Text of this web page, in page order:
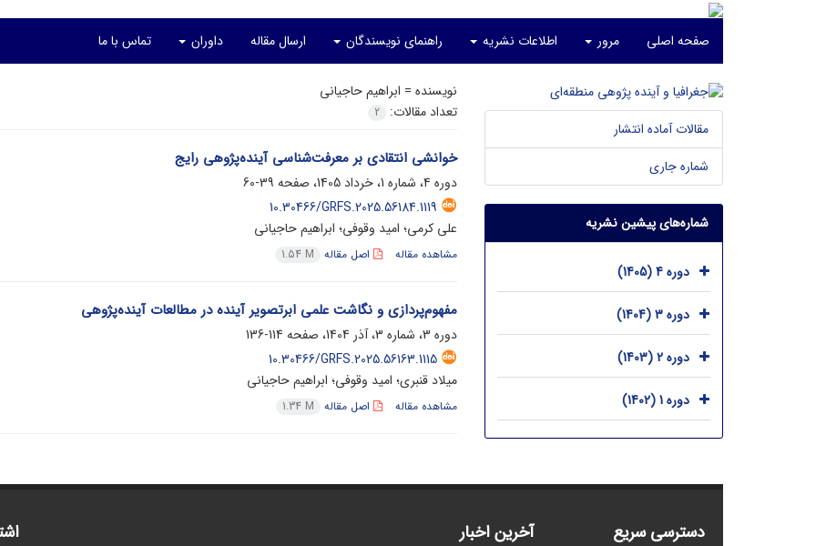
صفحه اصلی مرور اطلاعات نشریه راهنمای نویسندگان ارسال مقاله داوران تماس با ما
نویسنده = ابراهیم حاجیانی
تعداد مقالات:
2
خوانشی انتقادی بر معرفت‌شناسی آینده‌پژوهی رایج
دوره 4، شماره 1، خرداد 1405، صفحه
39-60
10.30466/GRFS.2025.56184.1119
علی کرمی؛ امید وقوفی؛ ابراهیم حاجیانی
مشاهده مقاله اصل مقاله 1.54 M
مفهوم‌پردازی و نگاشت علمی ابرتصویر آینده در مطالعات آینده‌پژوهی
دوره 3، شماره 3، آذر 1404، صفحه
114-136
10.30466/GRFS.2025.56163.1115
میلاد قنبری؛ امید وقوفی؛ ابراهیم حاجیانی
مشاهده مقاله اصل مقاله 1.34 M
مقالات آماده انتشار
شماره جاری
شماره‌های پیشین نشریه
دوره 4 (1405)
دوره 3 (1404)
دوره 2 (1403)
دوره 1 (1402)
دسترسی سریع آخرین اخبار